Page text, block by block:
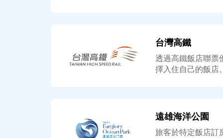
台灣高鐵
透過高鐵飯店聯票
擇入住自己的飯店
遠雄海洋公園
旅客於特定飯店訂